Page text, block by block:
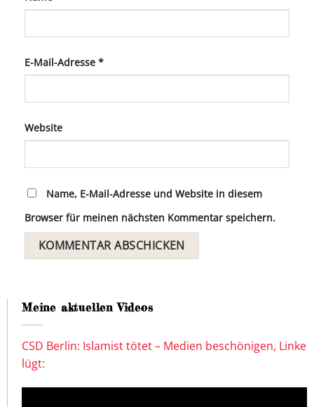
E-Mail-Adresse *
Website
Name, E-Mail-Adresse und Website in diesem
Browser für meinen nächsten Kommentar speichern.
Meine aktuellen Videos
CSD Berlin: Islamist tötet – Medien beschönigen, Linke
lügt: